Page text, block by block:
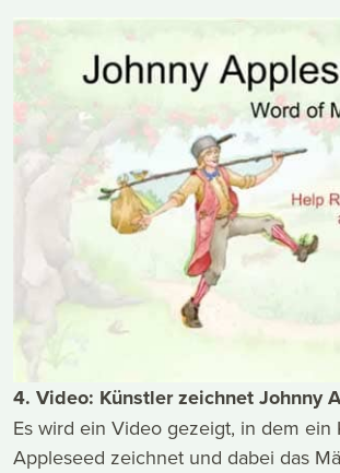
4. Video: Künstler zeichnet Johnny
Es wird ein Video gezeigt, in dem ein
Appleseed zeichnet und dabei das